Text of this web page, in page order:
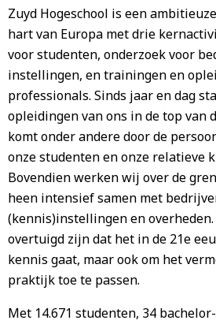
Zuyd Hogeschool is een
hart van Europa met drie
voor studenten, onderzoek voor
instellingen, en trainingen en
professionals. Sinds jaar en dag
opleidingen van ons in de top van
komt onder andere door de
onze studenten en onze relatieve
Bovendien werken wij over de
heen intensief samen met
(kennis)instellingen en
overtuigd zijn dat het in de 21e
kennis gaat, maar ook om het
praktijk toe te passen.
Met 14.671 studenten, 34